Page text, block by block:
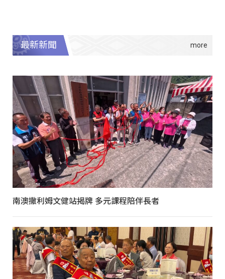
最新新聞
南澳撒利姆文健站揭牌 多元課程陪伴長者